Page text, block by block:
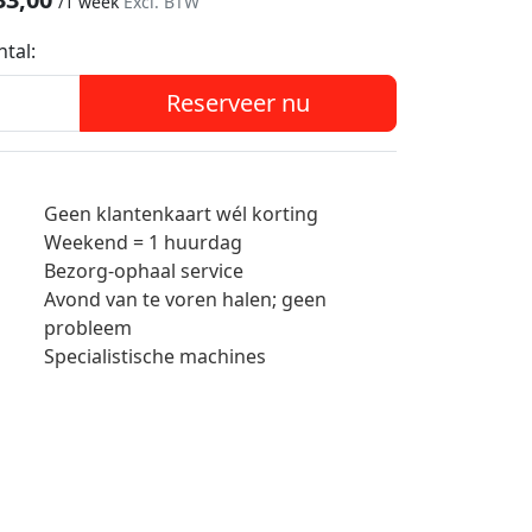
Reserveer nu
Geen klantenkaart wél korting
Weekend = 1 huurdag
Bezorg-ophaal service
Avond van te voren halen; geen
probleem
Specialistische machines